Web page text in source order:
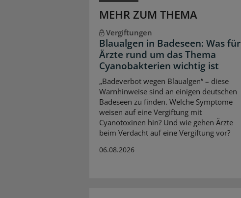
MEHR ZUM THEMA
Vergiftungen
Blaualgen in Badeseen: Was für
Ärzte rund um das Thema
Cyanobakterien wichtig ist
„Badeverbot wegen Blaualgen“ – diese
Warnhinweise sind an einigen deutschen
Badeseen zu finden. Welche Symptome
weisen auf eine Vergiftung mit
Cyanotoxinen hin? Und wie gehen Ärzte
beim Verdacht auf eine Vergiftung vor?
06.08.2026